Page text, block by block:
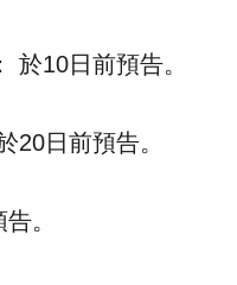
於10日前預告。
20日前預告。
。